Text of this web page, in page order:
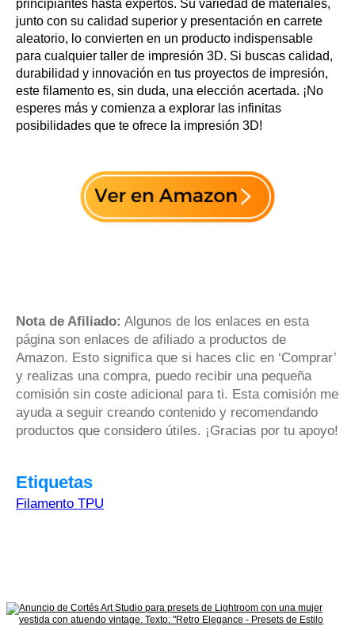
principiantes hasta expertos. Su variedad de materiales,
junto con su calidad superior y presentación en carrete
aleatorio, lo convierten en un producto indispensable
para cualquier taller de impresión 3D. Si buscas calidad,
durabilidad y innovación en tus proyectos de impresión,
este filamento es, sin duda, una elección acertada. ¡No
esperes más y comienza a explorar las infinitas
posibilidades que te ofrece la impresión 3D!
Nota de Afiliado: Algunos de los enlaces en esta
página son enlaces de afiliado a productos de
Amazon. Esto significa que si haces clic en ‘Comprar’
y realizas una compra, puedo recibir una pequeña
comisión sin coste adicional para ti. Esta comisión me
ayuda a seguir creando contenido y recomendando
productos que considero útiles. ¡Gracias por tu apoyo!
Etiquetas
Filamento TPU